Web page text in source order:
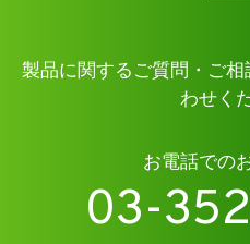
製品に関するご質問・ご
わせく
お電話での
03-